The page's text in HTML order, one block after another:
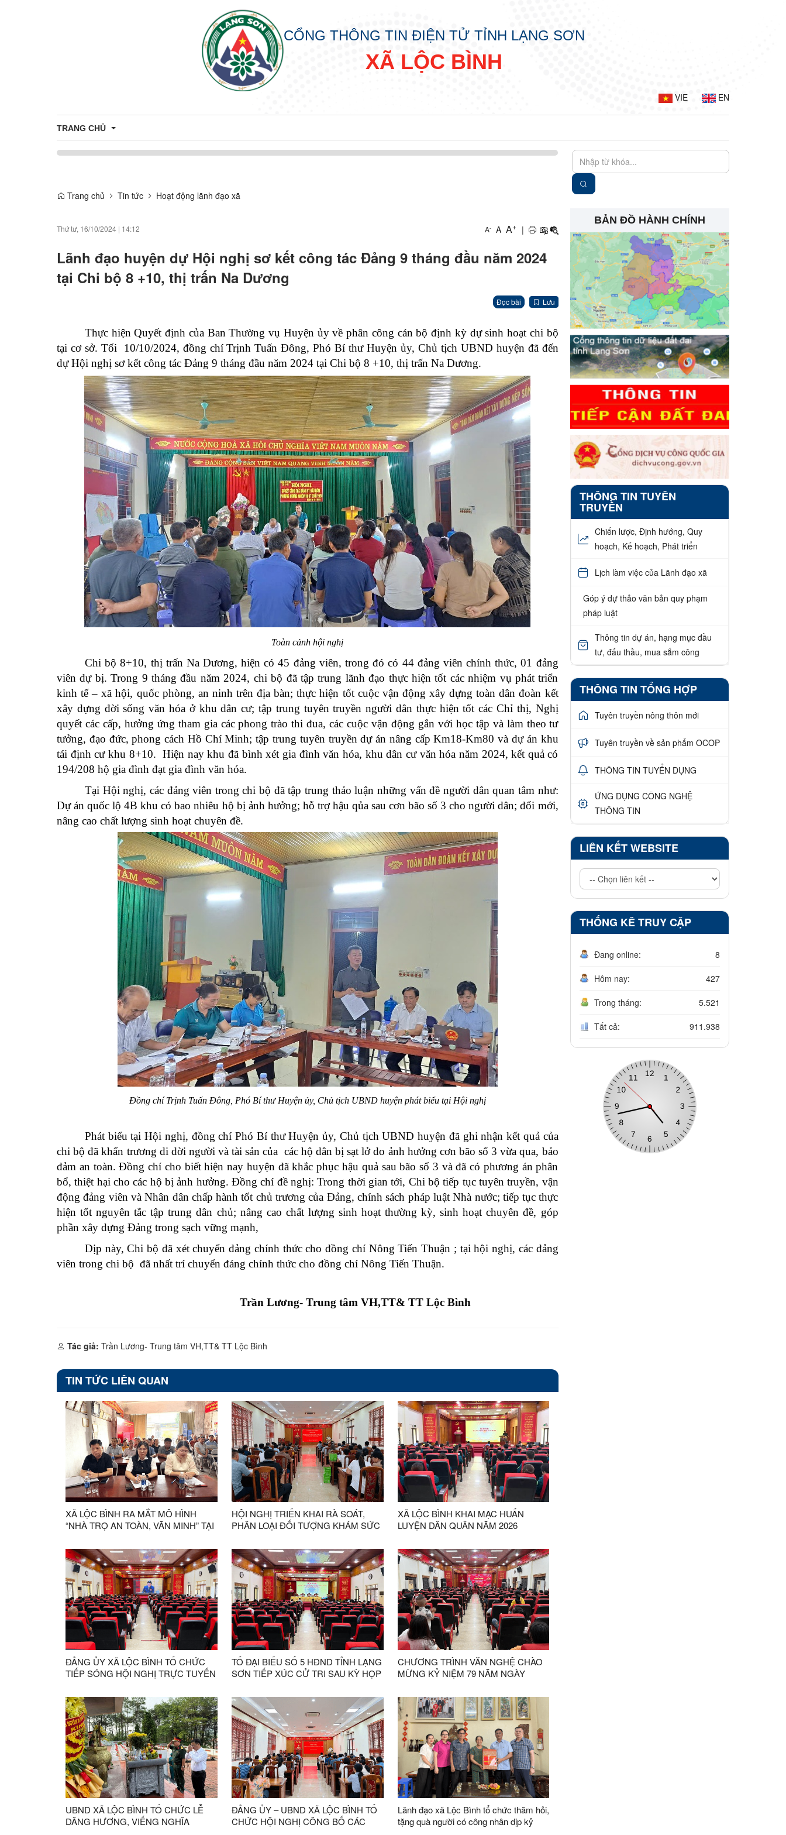
CỔNG THÔNG TIN ĐIỆN TỬ TỈNH LẠNG SƠN
XÃ LỘC BÌNH
VIE EN
TRANG CHỦ
Tuyên truyền về sản phẩm OCOP
THÔNG TIN TUYỂN DỤNG
ỨNG DỤNG CÔNG NGHỆ THÔNG TIN
CÔNG DÂN
Nhân sự
Thông báo
Hỏi đáp
Trang chủ Tin tức Hoạt động lãnh đạo xã
Thứ tư, 16/10/2024 | 14:12 A- A A+ |
Lãnh đạo huyện dự Hội nghị sơ kết công tác Đảng 9 tháng đầu năm 2024
tại Chi bộ 8 +10, thị trấn Na Dương
Đọc bài Lưu
Thực hiện Quyết định của Ban Thường vụ Huyện ủy về phân công cán bộ định kỳ dự sinh hoạt chi bộ
tại cơ sở. Tối 10/10/2024, đồng chí Trịnh Tuấn Đông, Phó Bí thư Huyện ủy, Chủ tịch UBND huyện đã đến
dự Hội nghị sơ kết công tác Đảng 9 tháng đầu năm 2024 tại Chi bộ 8 +10, thị trấn Na Dương.
Toàn cảnh hội nghị
Chi bộ 8+10, thị trấn Na Dương, hiện có 45 đảng viên, trong đó có 44 đảng viên chính thức, 01 đảng
viên dự bị. Trong 9 tháng đầu năm 2024, chi bộ đã tập trung lãnh đạo thực hiện tốt các nhiệm vụ phát triển
kinh tế – xã hội, quốc phòng, an ninh trên địa bàn; thực hiện tốt cuộc vận động xây dựng toàn dân đoàn kết
xây dựng đời sống văn hóa ở khu dân cư; tập trung tuyên truyền người dân thực hiện tốt các Chỉ thị, Nghị
quyết các cấp, hưởng ứng tham gia các phong trào thi đua, các cuộc vận động gắn với học tập và làm theo tư
tưởng, đạo đức, phong cách Hồ Chí Minh; tập trung tuyên truyền dự án nâng cấp Km18-Km80 và dự án khu
tái định cư khu 8+10. Hiện nay khu đã bình xét gia đình văn hóa, khu dân cư văn hóa năm 2024, kết quả có
194/208 hộ gia đình đạt gia đình văn hóa.
Tại Hội nghị, các đảng viên trong chi bộ đã tập trung thảo luận những vấn đề người dân quan tâm như:
Dự án quốc lộ 4B khu có bao nhiêu hộ bị ảnh hưởng; hỗ trợ hậu qủa sau cơn bão số 3 cho người dân; đổi mới,
nâng cao chất lượng sinh hoạt chuyên đề.
Đồng chí Trịnh Tuấn Đông, Phó Bí thư Huyện ủy, Chủ tịch UBND huyện phát biểu tại Hội nghị
Phát biểu tại Hội nghị, đồng chí Phó Bí thư Huyện ủy, Chủ tịch UBND huyện đã ghi nhận kết quả của
chi bộ đã khẩn trương di dời người và tài sản của các hộ dân bị sạt lở do ảnh hưởng cơn bão số 3 vừa qua, bảo
đảm an toàn. Đồng chí cho biết hiện nay huyện đã khắc phục hậu quả sau bão số 3 và đã có phương án phân
bổ, thiệt hại cho các hộ bị ảnh hưởng. Đồng chí đề nghị: Trong thời gian tới, Chi bộ tiếp tục tuyên truyền, vận
động đảng viên và Nhân dân chấp hành tốt chủ trương của Đảng, chính sách pháp luật Nhà nước; tiếp tục thực
hiện tốt nguyên tắc tập trung dân chủ; nâng cao chất lượng sinh hoạt thường kỳ, sinh hoạt chuyên đề, góp
phần xây dựng Đảng trong sạch vững mạnh,
Dịp này, Chi bộ đã xét chuyển đảng chính thức cho đồng chí Nông Tiến Thuận ; tại hội nghị, các đảng
viên trong chi bộ đã nhất trí chuyển đáng chính thức cho đồng chí Nông Tiến Thuận.
Trần Lương- Trung tâm VH,TT& TT Lộc Bình
Tác giả: Trần Lương- Trung tâm VH,TT& TT Lộc Bình
TIN TỨC LIÊN QUAN
XÃ LỘC BÌNH RA MẮT MÔ HÌNH
“NHÀ TRỌ AN TOÀN, VĂN MINH” TẠI
HỘI NGHỊ TRIỂN KHAI RÀ SOÁT,
PHÂN LOẠI ĐỐI TƯỢNG KHÁM SỨC
SỬ DỤNG NGÂN SÁCH NHÀ NƯỚC
NĂM 2026
XÃ LỘC BÌNH KHAI MẠC HUẤN
LUYỆN DÂN QUÂN NĂM 2026
ĐẢNG ỦY XÃ LỘC BÌNH TỔ CHỨC
TIẾP SÓNG HỘI NGHỊ TRỰC TUYẾN
TẬP, QUÁN TRIỆT VÀ TRIỂN KHAI
THỰC HIỆN NGHỊ QUYẾT HỘI NGHỊ
LẦN THỨ BA BAN CHẤP HÀNH
TRUNG ƯƠNG ĐẢNG KHÓA XIV
TỔ ĐẠI BIỂU SỐ 5 HĐND TỈNH LẠNG
SƠN TIẾP XÚC CỬ TRI SAU KỲ HỌP
CHƯƠNG TRÌNH VĂN NGHỆ CHÀO
MỪNG KỶ NIỆM 79 NĂM NGÀY
THÀNH CÔNG TỐT ĐẸP
UBND XÃ LỘC BÌNH TỔ CHỨC LỄ
DÂNG HƯƠNG, VIẾNG NGHĨA
ĐẢNG ỦY – UBND XÃ LỘC BÌNH TỔ
CHỨC HỘI NGHỊ CÔNG BỐ CÁC
Lãnh đạo xã Lộc Bình tổ chức thăm hỏi,
tặng quà người có công nhân dịp kỷ
BẢN ĐỒ HÀNH CHÍNH
THÔNG TIN TUYÊN
TRUYỀN
Chiến lược, Định hướng, Quy
hoạch, Kế hoạch, Phát triển
Lịch làm việc của Lãnh đạo xã
Góp ý dự thảo văn bản quy phạm
pháp luật
Thông tin dự án, hạng mục đầu
tư, đấu thầu, mua sắm công
THÔNG TIN TỔNG HỢP
Tuyên truyền nông thôn mới
Tuyên truyền về sản phẩm OCOP
THÔNG TIN TUYỂN DỤNG
ỨNG DỤNG CÔNG NGHỆ
THÔNG TIN
LIÊN KẾT WEBSITE
THỐNG KÊ TRUY CẬP
Đang online: 8
Hôm nay: 427
Trong tháng: 5.521
Tất cả: 911.938